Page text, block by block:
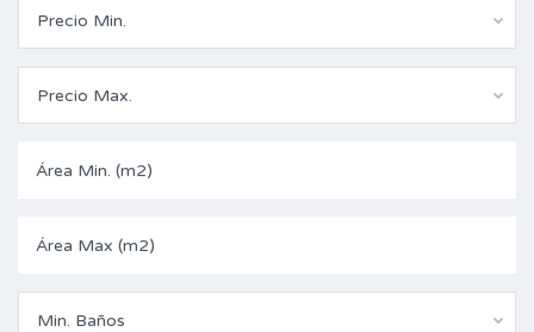
Precio Min.
Precio Max.
Min. Baños